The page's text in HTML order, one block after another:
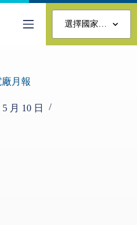
選擇國家…
月報
月 10 日